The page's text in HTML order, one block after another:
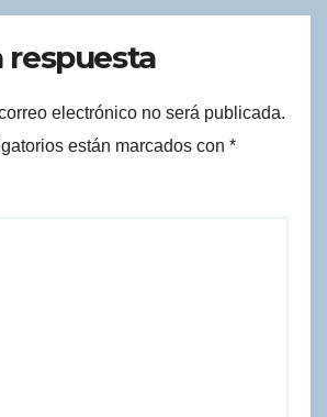
respuesta
electrónico no será publicada.
están marcados con *